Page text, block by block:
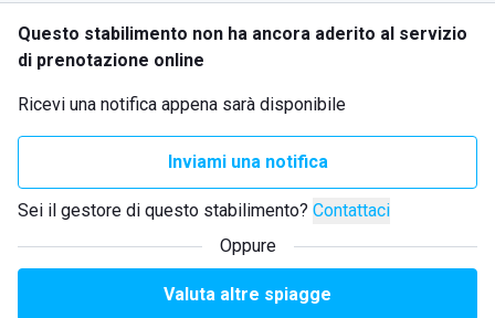
Questo stabilimento non ha ancora aderito al servizio
di prenotazione online
Ricevi una notifica appena sarà disponibile
Inviami una notifica
Sei il gestore di questo stabilimento? Contattaci
Oppure
Valuta altre spiagge